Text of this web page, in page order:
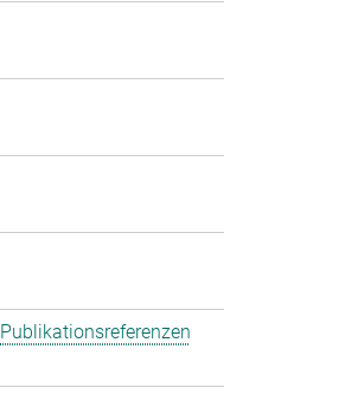
Publikationsreferenzen